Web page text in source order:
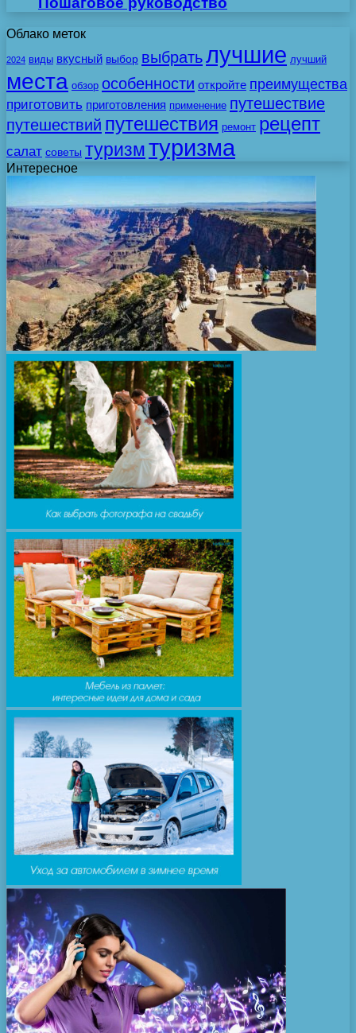
Облако меток
2024 виды вкусный выбор выбратьлучшие лучший
места обзор особенности откройте преимущества
приготовить приготовления применение путешествие
путешествий путешествия ремонт рецепт
салат советы туризмтуризма
Интересное